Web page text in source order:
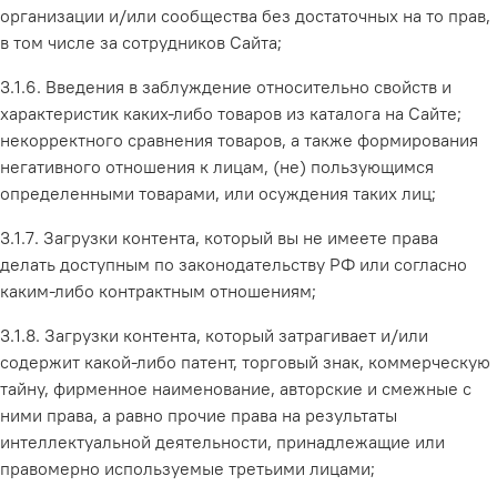
организации и/или сообщества без достаточных на то прав,
в том числе за сотрудников Сайта;
3.1.6. Введения в заблуждение относительно свойств и
характеристик каких-либо товаров из каталога на Сайте;
некорректного сравнения товаров, а также формирования
негативного отношения к лицам, (не) пользующимся
определенными товарами, или осуждения таких лиц;
3.1.7. Загрузки контента, который вы не имеете права
делать доступным по законодательству РФ или согласно
каким-либо контрактным отношениям;
3.1.8. Загрузки контента, который затрагивает и/или
содержит какой-либо патент, торговый знак, коммерческую
тайну, фирменное наименование, авторские и смежные с
ними права, а равно прочие права на результаты
интеллектуальной деятельности, принадлежащие или
правомерно используемые третьими лицами;